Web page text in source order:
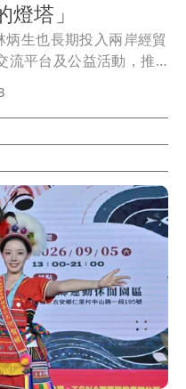
塔」
生也長期投入兩岸經貿
流平台及公益活動，推